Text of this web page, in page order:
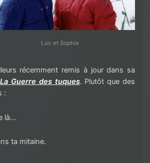
Luc et Sophie
récemment remis à jour dans sa
La Guerre des tuques. Plutôt que des
:
là…
ta mitaine.